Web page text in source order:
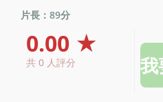
片長：89分
0.00 ★
共 0 人評分